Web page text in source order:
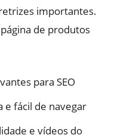
importantes.
de produtos
para SEO
e fácil de navegar
e vídeos do